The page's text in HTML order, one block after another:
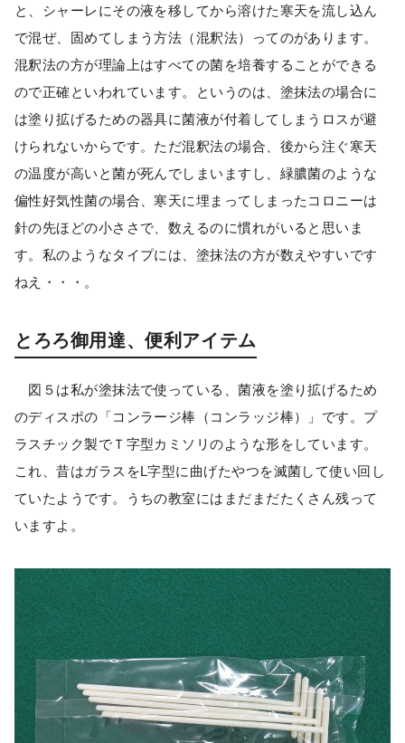
と、シャーレにその液を移してから溶けた寒天を流し込ん
で混ぜ、固めてしまう方法（混釈法）ってのがあります。
混釈法の方が理論上はすべての菌を培養することができる
ので正確といわれています。というのは、塗抹法の場合に
は塗り拡げるための器具に菌液が付着してしまうロスが避
けられないからです。ただ混釈法の場合、後から注ぐ寒天
の温度が高いと菌が死んでしまいますし、緑膿菌のような
偏性好気性菌の場合、寒天に埋まってしまったコロニーは
針の先ほどの小ささで、数えるのに慣れがいると思いま
す。私のようなタイプには、塗抹法の方が数えやすいです
ねえ・・・。
とろろ御用達、便利アイテム
図５は私が塗抹法で使っている、菌液を塗り拡げるため
のディスポの「コンラージ棒（コンラッジ棒）」です。プ
ラスチック製でＴ字型カミソリのような形をしています。
これ、昔はガラスをL字型に曲げたやつを滅菌して使い回し
ていたようです。うちの教室にはまだまだたくさん残って
いますよ。